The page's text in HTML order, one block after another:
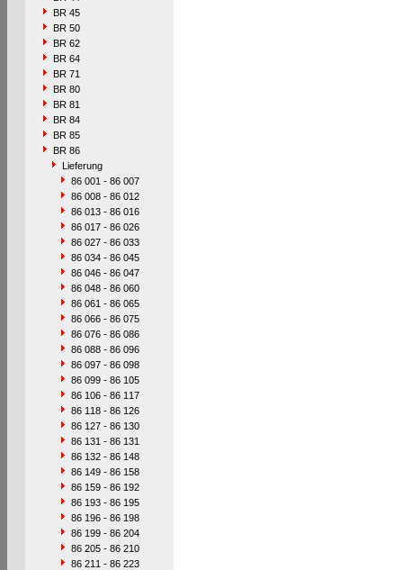
BR 45
BR 50
BR 62
BR 64
BR 71
BR 80
BR 81
BR 84
BR 85
BR 86
Lieferung
86 001 - 86 007
86 008 - 86 012
86 013 - 86 016
86 017 - 86 026
86 027 - 86 033
86 034 - 86 045
86 046 - 86 047
86 048 - 86 060
86 061 - 86 065
86 066 - 86 075
86 076 - 86 086
86 088 - 86 096
86 097 - 86 098
86 099 - 86 105
86 106 - 86 117
86 118 - 86 126
86 127 - 86 130
86 131 - 86 131
86 132 - 86 148
86 149 - 86 158
86 159 - 86 192
86 193 - 86 195
86 196 - 86 198
86 199 - 86 204
86 205 - 86 210
86 211 - 86 223